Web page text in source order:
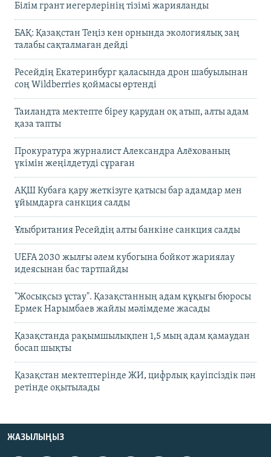
Білім грант иегерлерінің тізімі жарияланды
БАҚ: Қазақстан Теңіз кен орнында экологиялық заң
талабы сақталмаған дейді
Ресейдің Екатеринбург қаласында дрон шабуылынан
соң Wildberries қоймасы өртенді
Таиландта мектепте біреу қарудан оқ атып, алты адам
қаза тапты
Прокуратура журналист Александра Алёхованың
үкімін жеңілдетуді сұраған
АҚШ Кубаға қару жеткізуге қатысы бар адамдар мен
ұйымдарға санкция салды
Ұлыбритания Ресейдің алты банкіне санкция салды
UEFA 2030 жылғы әлем кубогына бойкот жариялау
идеясынан бас тартпайды
"Жосықсыз ұстау". Қазақстанның адам құқығы бюросы
Ермек Нарымбаев жайлы мәлімдеме жасады
Қазақстанда рақымшылықпен 1,5 мың адам қамаудан
босап шықты
Қазақстан мектептерінде ЖИ, цифрлық қауіпсіздік пән
ретінде оқытылады
ЖАЗЫЛЫҢЫЗ